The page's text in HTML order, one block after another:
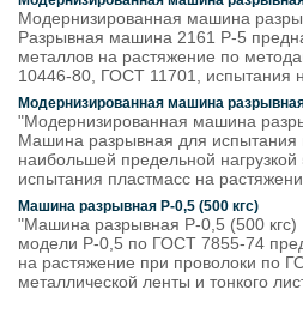
Модернизированная машина
Разрывная машина 2161 Р-5
металлов на растяжение по
10446-80, ГОСТ 11701, испытания
Модернизированная машина
"Модернизированная машина
Машина разрывная для испытания
наибольшей предельной
испытания пластмасс на
Машина разрывная Р-0,5 (500 кгс)
"Машина разрывная Р-0,5 (500
модели Р-0,5 по ГОСТ 7855-74
на растяжение при проволоки по
металлической ленты и тонкого